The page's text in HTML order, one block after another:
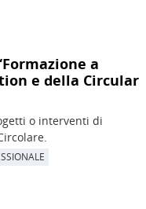
a
e della Circular
o interventi di